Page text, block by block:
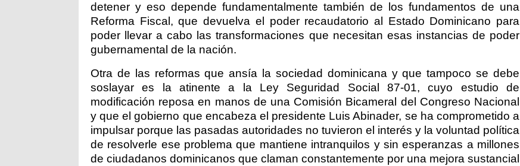
detener y eso depende fundamentalmente también de los fundamentos de una
Reforma Fiscal, que devuelva el poder recaudatorio al Estado Dominicano para
poder llevar a cabo las transformaciones que necesitan esas instancias de poder
gubernamental de la nación.
Otra de las reformas que ansía la sociedad dominicana y que tampoco se debe
soslayar es la atinente a la Ley Seguridad Social 87-01, cuyo estudio de
modificación reposa en manos de una Comisión Bicameral del Congreso Nacional
y que el gobierno que encabeza el presidente Luis Abinader, se ha comprometido a
impulsar porque las pasadas autoridades no tuvieron el interés y la voluntad política
de resolverle ese problema que mantiene intranquilos y sin esperanzas a millones
de ciudadanos dominicanos que claman constantemente por una mejora sustancial